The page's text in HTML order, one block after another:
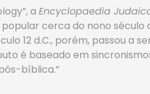
a Encyclopaedia
cerca do nono século
12 d.C., porém, passou a
é baseado em
bíblica.”